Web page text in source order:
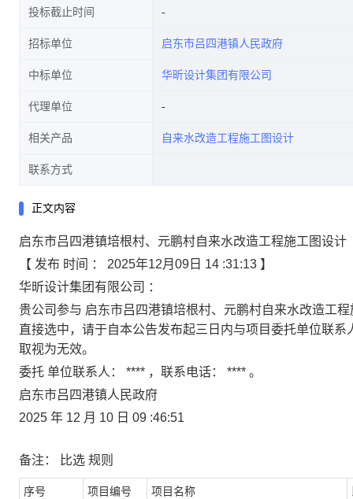
投标截止时间
招标单位 启东市吕四港镇人民政府
中标单位 华昕设计集团有限公司
代理单位
相关产品 自来水改造工程施工图设计
联系方式
正文内容
启东市吕四港镇培根村、元鹏村自来水改造工程施工图设计
【 发布 时间 ： 2025年12月09日 14 :31:13 】
华昕设计集团有限公司 ：
贵公司参与 启东市吕四港镇培根村、元鹏村自来水改造工
直接选中，请于自本公告发布起三日内与项目委托单位联
取视为无效。
委托 单位联系人： **** ，联系电话： **** 。
启东市吕四港镇人民政府
2025 年 12 月 10 日 09 :46:51
备注： 比选 规则
序号 项目编号 项目名称